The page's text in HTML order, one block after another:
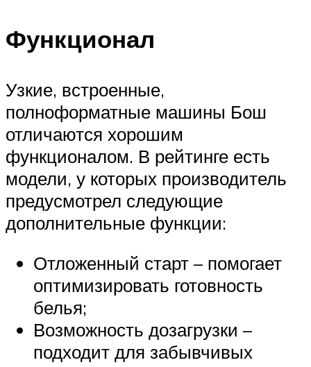
Функционал
Узкие, встроенные,
полноформатные машины Бош
отличаются хорошим
функционалом. В рейтинге есть
модели, у которых производитель
предусмотрел следующие
дополнительные функции:
Отложенный старт – помогает
оптимизировать готовность
белья;
Возможность дозагрузки –
подходит для забывчивых